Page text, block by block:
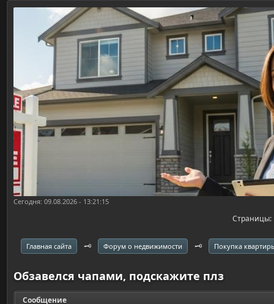
Сегодня: 09.08.2026 - 13:21:15
Главная сайта 🗝️ Форум о недвижимости 🗝️ Покупка
Обзавелся чапами, подскажите плз
Сообщение